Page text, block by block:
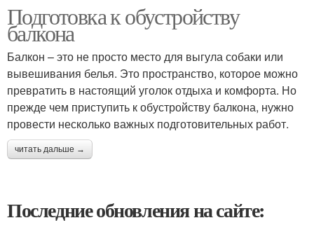
Подготовка к обустройству
балкона
Балкон – это не просто место для выгула собаки или
вывешивания белья. Это пространство, которое можно
превратить в настоящий уголок отдыха и комфорта. Но
прежде чем приступить к обустройству балкона, нужно
провести несколько важных подготовительных работ.
читать дальше →
Последние обновления на сайте: